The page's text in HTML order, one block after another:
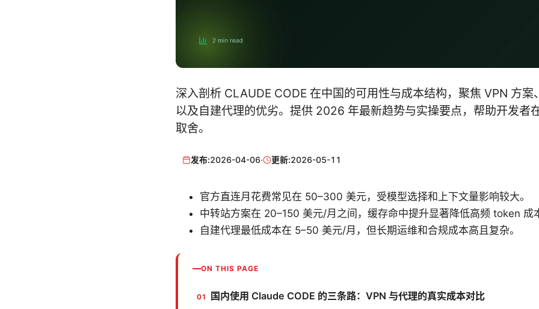
深入剖析 CLAUDE CODE 在中国的可用性与成本结构，聚焦 VPN 方案
以及自建代理的优劣。提供 2026 年最新趋势与实操要点，帮助开发者
取舍。
发布:2026-04-06· 更新:2026-05-11
官方直连月花费常见在 50–300 美元，受模型选择和上下文量影响较大。
中转站方案在 20–150 美元/月之间，缓存命中提升显著降低高频 token 成
自建代理最低成本在 5–50 美元/月，但长期运维和合规成本高且复杂。
ON THIS PAGE
国内使用 Claude CODE 的三条路：VPN 与代理的真实成本对比